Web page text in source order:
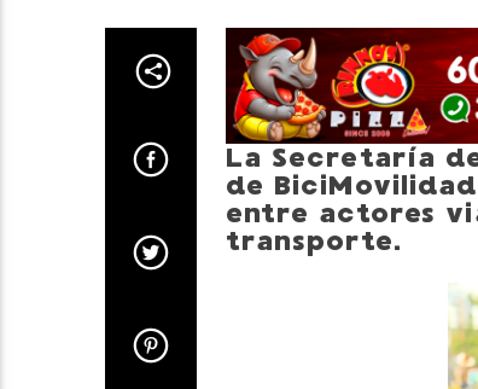
La Secretaría
de
entre actores
transporte.